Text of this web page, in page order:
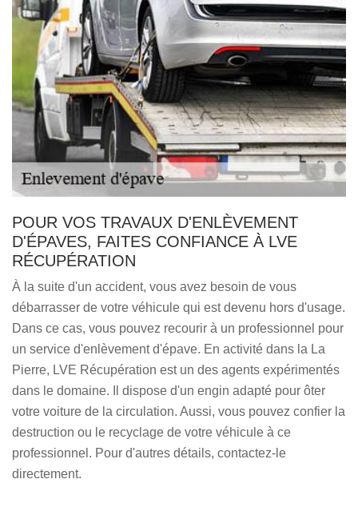
POUR VOS TRAVAUX D'ENLÈVEMENT
D'ÉPAVES, FAITES CONFIANCE À LVE
RÉCUPÉRATION
À la suite d'un accident, vous avez besoin de vous
débarrasser de votre véhicule qui est devenu hors d'usage.
Dans ce cas, vous pouvez recourir à un professionnel pour
un service d'enlèvement d'épave. En activité dans la La
Pierre, LVE Récupération est un des agents expérimentés
dans le domaine. Il dispose d'un engin adapté pour ôter
votre voiture de la circulation. Aussi, vous pouvez confier la
destruction ou le recyclage de votre véhicule à ce
professionnel. Pour d'autres détails, contactez-le
directement.